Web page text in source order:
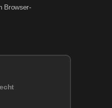
Browser-